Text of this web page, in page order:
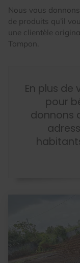
Nous vous
de produits qu’il
une clientèle
Tampon.
En plus de
pour
donnons